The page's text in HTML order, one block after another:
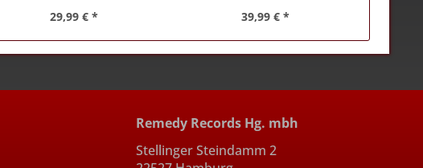
29,99 € * 39,99 € *
Remedy Records Hg. mbh
Stellinger Steindamm 2